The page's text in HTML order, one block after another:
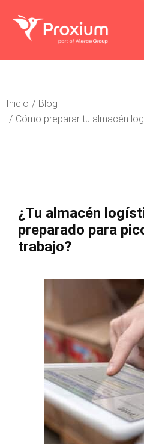
Estás aquí:
Inicio
Blog
Cómo preparar tu almacén
¿Tu almacén
preparado para
trabajo?